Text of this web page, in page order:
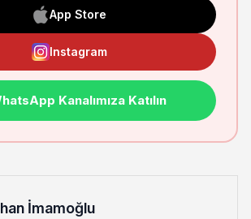
App Store
Instagram
Kanalımıza Katılın
İmamoğlu